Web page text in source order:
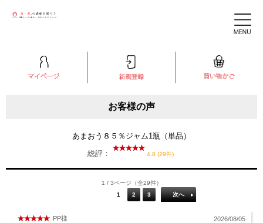
お客様の声
あまおう８５％ジャム1瓶（単品）
総評：
4.8 (29件)
1 / 3ページ（全29件）
1
2 3 次へ
PP様 2026/08/05